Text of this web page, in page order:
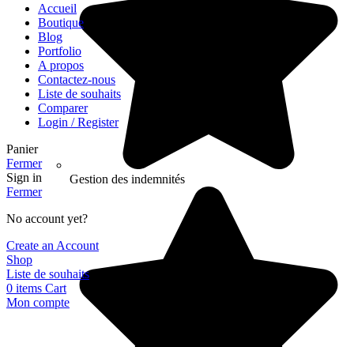
Gestion des indemnités
Accueil
Boutique
Blog
Portfolio
A propos
Contactez-nous
Liste de souhaits
Comparer
Login / Register
Panier
Fermer
Sign in
Fermer
No account yet?
Create an Account
Shop
Liste de souhaits
0 items Cart
Mon compte